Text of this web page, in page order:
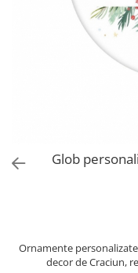
Decoratiuni Paste
Insigne / Brose
Agende Personalizate
Felicitari personalizate
Semne de Carte
Cadouri absolvire
Glob
Ornamente
decor de Craciun,